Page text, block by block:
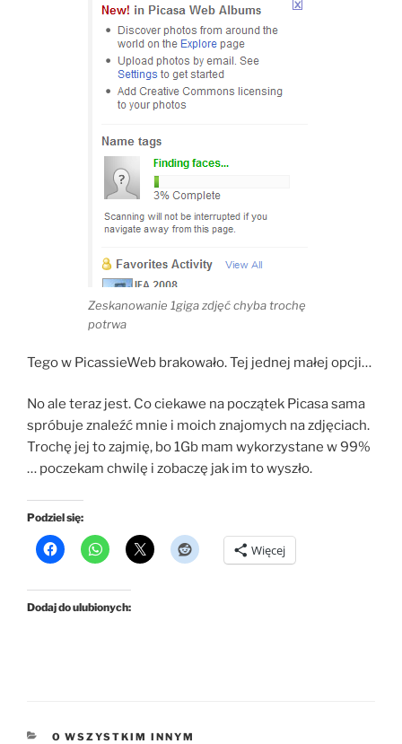
Zeskanowanie 1giga zdjęć chyba trochę
potrwa
Tego w PicassieWeb brakowało. Tej jednej małej opcji…
No ale teraz jest. Co ciekawe na początek Picasa sama
spróbuje znaleźć mnie i moich znajomych na zdjęciach.
Trochę jej to zajmię, bo 1Gb mam wykorzystane w 99%
… poczekam chwilę i zobaczę jak im to wyszło.
Podziel się:
Więcej
Dodaj do ulubionych:
KATEGORIE
O WSZYSTKIM INNYM